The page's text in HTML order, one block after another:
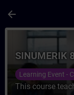
arrow_back
Kurs -
SINUMERIK
Learning Event -
This course